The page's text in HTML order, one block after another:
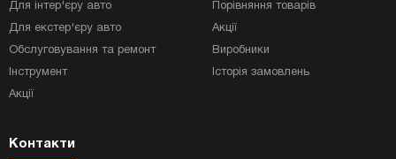
Для інтер'єру авто
Для екстер'єру авто
Обслуговування та ремонт
Інструмент
Акції
Порівняння товарів
Акції
Виробники
Історія замовлень
Контакти